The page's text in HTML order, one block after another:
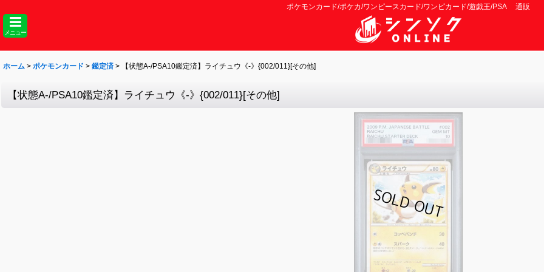
ポケモンカード/ポケカ/ワンピースカード/ワンピカード/遊戯王/PSA 通販
メニュー
ホーム > ポケモンカード > 鑑定済 > 【状態A-/PSA10鑑定済】ライチュウ《-》{002/011}[その他]
【状態A-/PSA10鑑定済】ライチュウ《-》{002/011}[その他]